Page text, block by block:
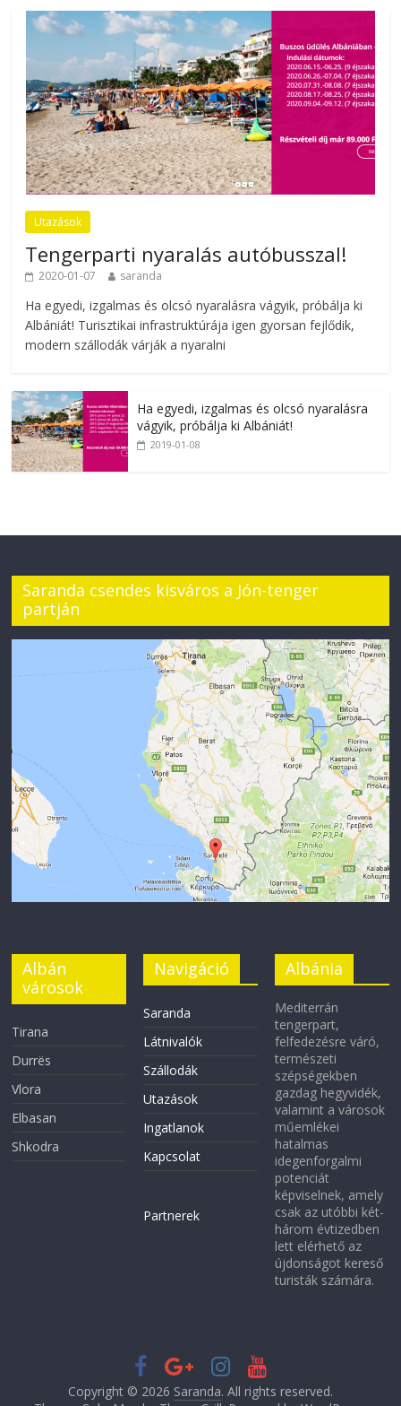
Utazások
Tengerparti nyaralás autóbusszal!
2020-01-07 saranda
Ha egyedi, izgalmas és olcsó nyaralásra vágyik, próbálja ki
Albániát! Turisztikai infrastruktúrája igen gyorsan fejlődik,
modern szállodák várják a nyaralni
Ha egyedi, izgalmas és olcsó nyaralásra
vágyik, próbálja ki Albániát!
2019-01-08
Saranda csendes kisváros a Jón-tenger
partján
Albán
városok
Tirana
Durrës
Vlora
Elbasan
Shkodra
Navigáció
Saranda
Látnivalók
Szállodák
Utazások
Ingatlanok
Kapcsolat
Partnerek
Albánia
Mediterrán
tengerpart,
felfedezésre váró,
természeti
szépségekben
gazdag hegyvidék,
valamint a városok
műemlékei
hatalmas
idegenforgalmi
potenciát
képviselnek, amely
csak az utóbbi két-
három évtizedben
lett elérhető az
újdonságot kereső
turisták számára.
Copyright © 2026 Saranda. All rights reserved.